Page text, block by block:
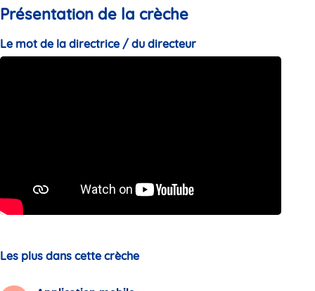
Présentation de la crèche
Le mot de la directrice / du directeur
Les plus dans cette crèche